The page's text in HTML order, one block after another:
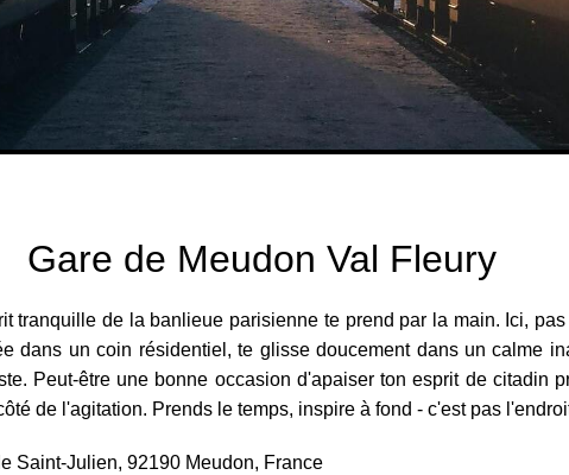
Gare de Meudon Val Fleury
tranquille de la banlieue parisienne te prend par la main. Ici,
dans un coin résidentiel, te glisse doucement dans un calme
Peut-être une bonne occasion d'apaiser ton esprit de citadin
de l'agitation. Prends le temps, inspire à fond - c'est pas
Saint-Julien, 92190 Meudon, France